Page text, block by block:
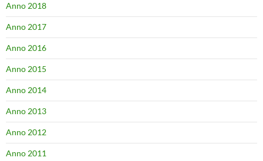
Anno 2018
Anno 2017
Anno 2016
Anno 2015
Anno 2014
Anno 2013
Anno 2012
Anno 2011